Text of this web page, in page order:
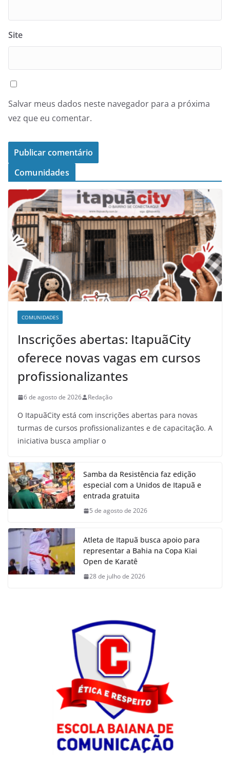
Site
Salvar meus dados neste navegador para a próxima
vez que eu comentar.
Comunidades
COMUNIDADES
Inscrições abertas: ItapuãCity
oferece novas vagas em cursos
profissionalizantes
6 de agosto de 2026 Redação
O ItapuãCity está com inscrições abertas para novas
turmas de cursos profissionalizantes e de capacitação. A
iniciativa busca ampliar o
Samba da Resistência faz edição
especial com a Unidos de Itapuã e
entrada gratuita
5 de agosto de 2026
Atleta de Itapuã busca apoio para
representar a Bahia na Copa Kiai
Open de Karatê
28 de julho de 2026